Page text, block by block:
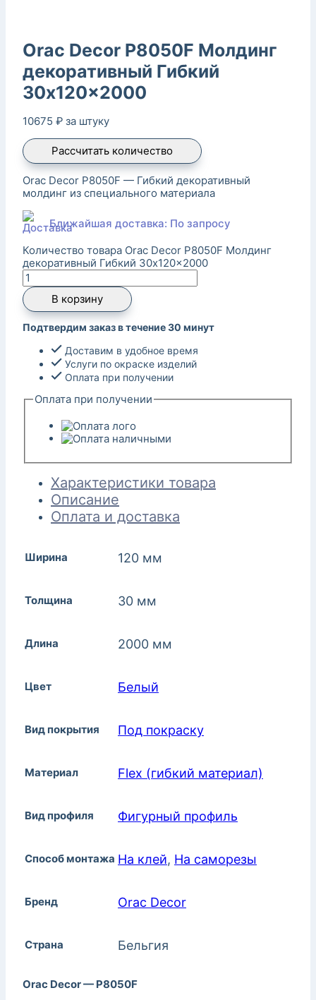
Orac Decor P8050F Молдинг
декоративный Гибкий
30x120x2000
10675 ₽ за штуку
Рассчитать количество
Orac Decor P8050F — Гибкий декоративный
молдинг из специального материала
Ближайшая доставка: По запросу
Количество товара Orac Decor P8050F Молдинг
декоративный Гибкий 30x120x2000
В корзину
Подтвердим заказ в течение 30 минут
Доставим в удобное время
Услуги по окраске изделий
Оплата при получении
Оплата при получении
Характеристики товара
Описание
Оплата и доставка
Ширина 120 мм
Толщина 30 мм
Длина 2000 мм
Цвет Белый
Вид покрытия Под покраску
Материал Flex (гибкий материал)
Вид профиля Фигурный профиль
Способ монтажа На клей, На саморезы
Бренд Orac Decor
Страна Бельгия
Orac Decor — P8050F